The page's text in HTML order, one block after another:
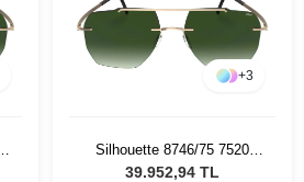
+3
Silhouette 8746/75 7520
Erkek Güneş Gözlüğü
39.952,94 TL